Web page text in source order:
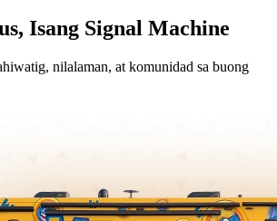
Isang Signal Machine
nilalaman, at komunidad sa buong